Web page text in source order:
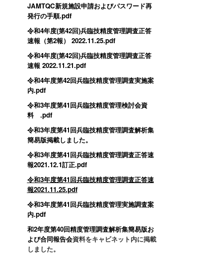
JAMTQC新規施設申請およびパスワード再
発行の手順.pdf
令和4年度(第42回)兵臨技精度管理調査正答
速報（第2報） 2022.11.25.pdf
令和4年度(第42回)兵臨技精度管理調査正答
速報 2022.11.21.pdf
令和4年度第42回兵臨技精度管理調査実施案
内.pdf
令和3年度第41回兵臨技精度管理検討会資
料 .pdf
令和3年度第41回兵臨技精度管理調査解析集
簡易版掲載しました。
令和3年度第41回兵臨技精度管理調査正答速
報2021.12.1訂正.pdf
令和3年度第41回兵臨技精度管理調査正答速
報2021.11.25.pdf
令和3年度第41回兵臨技精度管理実施調査案
内.pdf
和2年度第40回精度管理調査解析集簡易版お
よび合同報告会資料をキャビネット内に掲載
しました。